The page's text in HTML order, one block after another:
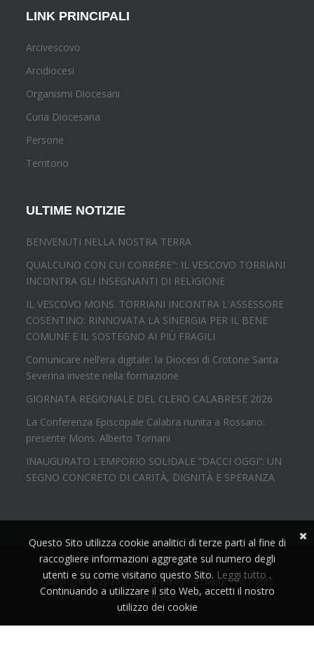
LINK PRINCIPALI
Arcivescovo
Arcidiocesi
Organismi Diocesani
Curia Diocesana
Persone
Territorio
ULTIME NOTIZIE
BENVENUTI NELLA NOSTRA TERRA
QUALCUNO CON CUI CORRERE": IL VESCOVO TORRIANI
INCONTRA GLI INSEGNANTI DI RELIGIONE
IL VESCOVO MONS. TORRIANI INCONTRA L'ASSESSORE
COSENTINO: RINNOVATA LA SINERGIA PER IL BENE
COMUNE E IL SOSTEGNO AI PIÙ FRAGILI
Comunicare nell’era digitale: la Diocesi di Crotone Santa
Severina investe nella formazione
GIORNATA REGIONALE DEL CLERO CALABRESE 2026
La Conferenza Episcopale Calabra riunita a Rossano:
presente Mons. Alberto Torriani
INAUGURATO L’EMPORIO SOLIDALE “DACCI OGGI”: UN
SEGNO CONCRETO DI CARITÀ, DIGNITÀ E SPERANZA
Copyright © 2026 | powered bynezwork- All rights
reserved.
Questo Sito utilizza cookie analitici di terze parti al fine di
raccogliere informazioni aggregate sul numero degli
utenti e su come visitano questo Sito. Leggi tutto .
Continuando a utilizzare il sito Web, accetti il nostro
utilizzo dei cookie